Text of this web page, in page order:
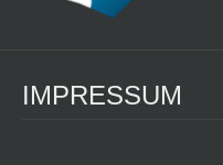
IMPRESSUM